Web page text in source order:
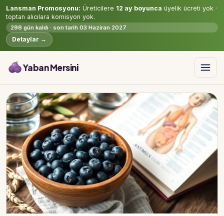
Lansman Promosyonu: Üreticilere 12 ay boyunca üyelik ücreti yok ·
toptan alıcılara komisyon yok.
298 gün kaldı · son tarih 03 Haziran 2027
Detaylar →
Yaban Mersini